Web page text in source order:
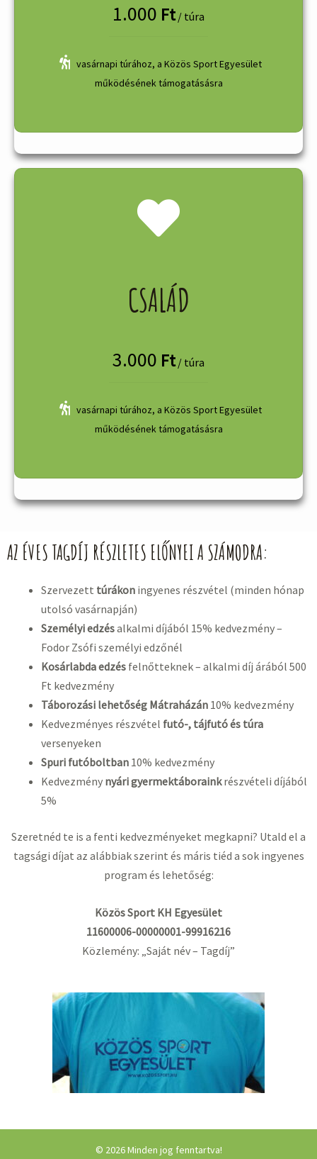
1.000 Ft / túra
vasárnapi túrához, a Közös Sport Egyesület
működésének támogatásásra
CSALÁD
3.000 Ft / túra
vasárnapi túrához, a Közös Sport Egyesület
működésének támogatásásra
AZ ÉVES TAGDÍJ RÉSZLETES ELŐNYEI A SZÁMODRA:
Szervezett túrákon ingyenes részvétel (minden hónap
utolsó vasárnapján)
Személyi edzésalkalmi díjából 15% kedvezmény –
Fodor Zsófi személyi edzőnél
Kosárlabda edzés felnőtteknek – alkalmi díj árából 500
Ft kedvezmény
Táborozási lehetőség Mátraházán 10% kedvezmény
Kedvezményes részvétel futó-, tájfutó és túra
versenyeken
Spuri futóboltban 10% kedvezmény
Kedvezmény nyárigyermektáborainkrészvételi díjából
5%
Szeretnéd te is a fenti kedvezményeket megkapni? Utald el a
tagsági díjat az alábbiak szerint és máris tiéd a sok ingyenes
program és lehetőség:
Közös Sport KH Egyesület
11600006-00000001-99916216
Közlemény: „Saját név – Tagdíj”
© 2026 Minden jog fenntartva!